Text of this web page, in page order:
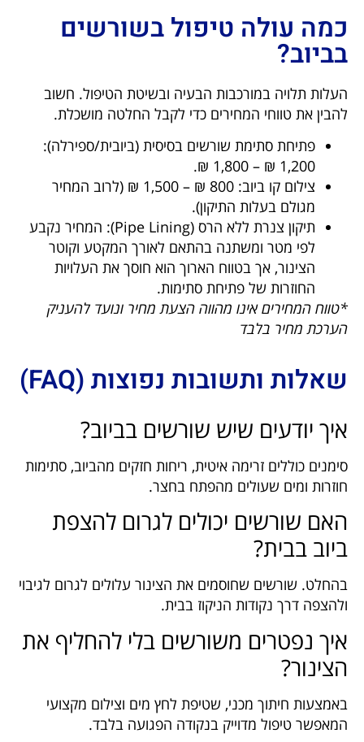
כמה עולה טיפול בשורשים
בביוב?
העלות תלויה במורכבות הבעיה ובשיטת הטיפול. חשוב
להבין את טווחי המחירים כדי לקבל החלטה מושכלת.
פתיחת סתימת שורשים בסיסית (ביובית/ספירלה):
1,200 ₪ – 1,800 ₪.
צילום קו ביוב: 800 ₪ – 1,500 ₪ (לרוב המחיר
מגולם בעלות התיקון).
תיקון צנרת ללא הרס (Pipe Lining): המחיר נקבע
לפי מטר ומשתנה בהתאם לאורך המקטע וקוטר
הצינור, אך בטווח הארוך הוא חוסך את העלויות
החוזרות של פתיחת סתימות.
*טווח המחירים אינו מהווה הצעת מחיר ונועד להעניק
הערכת מחיר בלבד
שאלות ותשובות נפוצות (FAQ)
איך יודעים שיש שורשים בביוב?
סימנים כוללים זרימה איטית, ריחות חזקים מהביוב, סתימות
חוזרות ומים שעולים מהפתח בחצר.
האם שורשים יכולים לגרום להצפת
ביוב בבית?
בהחלט. שורשים שחוסמים את הצינור עלולים לגרום לגיבוי
ולהצפה דרך נקודות הניקוז בבית.
איך נפטרים משורשים בלי להחליף את
הצינור?
באמצעות חיתוך מכני, שטיפת לחץ מים וצילום מקצועי
המאפשר טיפול מדוייק בנקודה הפגועה בלבד.